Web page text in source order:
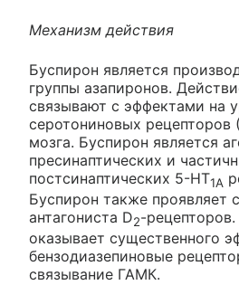
Механизм действия
Буспирон является
группы азапиронов.
связывают с эффектами на
серотониновых рецепторов
мозга. Буспирон является
пресинаптических и
постсинаптических 5-HT1A
Буспирон также проявляет
антагониста D2-
оказывает существенного
бензодиазепиновые
связывание ГАМК.